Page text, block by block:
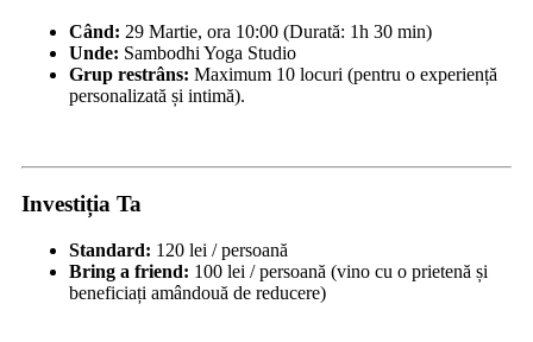
Când: 29 Martie, ora 10:00 (Durată: 1h 30 min)
Unde: Sambodhi Yoga Studio
Grup restrâns: Maximum 10 locuri (pentru o experiență
personalizată și intimă).
Investiția Ta
Standard: 120 lei / persoană
Bring a friend: 100 lei / persoană (vino cu o prietenă și
beneficiați amândouă de reducere)